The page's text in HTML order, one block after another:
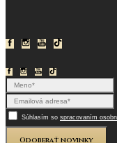
Súhlasím so spracovaním
Odoberať novinky